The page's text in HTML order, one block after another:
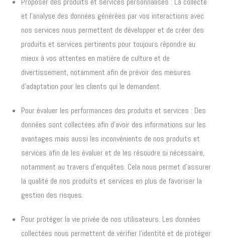
et l’analyse des données générées par vos interactions avec
nos services nous permettent de développer et de créer des
produits et services pertinents pour toujours répondre au
mieux à vos attentes en matière de culture et de
divertissement, notamment afin de prévoir des mesures
d’adaptation pour les clients qui le demandent.
Pour évaluer les performances des produits et services : Des
données sont collectées afin d’avoir des informations sur les
avantages mais aussi les inconvénients de nos produits et
services afin de les évaluer et de les résoudre si nécessaire,
notamment au travers d’enquêtes. Cela nous permet d’assurer
la qualité de nos produits et services en plus de favoriser la
gestion des risques.
Pour protéger la vie privée de nos utilisateurs. Les données
collectées nous permettent de vérifier l’identité et de protéger